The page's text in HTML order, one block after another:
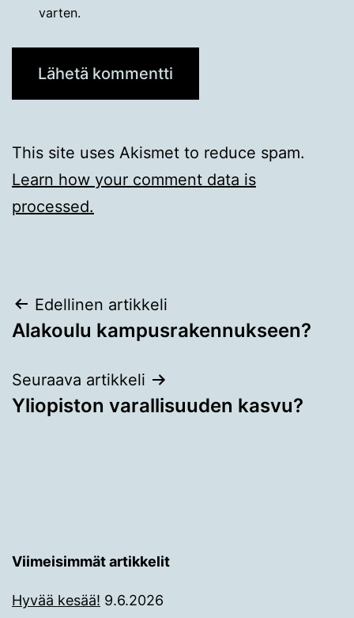
varten.
This site uses Akismet to reduce spam.
Learn how your comment data is
processed.
Artikkelien
selaus
Edellinen artikkeli
Alakoulu kampusrakennukseen?
Seuraava artikkeli
Yliopiston varallisuuden kasvu?
Viimeisimmät artikkelit
Hyvää kesää! 9.6.2026